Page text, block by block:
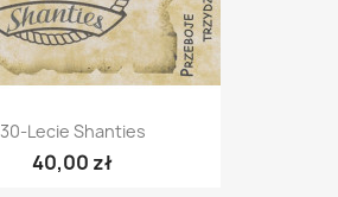
30-Lecie Shanties
40,00 zł